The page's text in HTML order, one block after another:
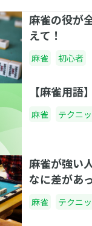
麻雀の役が
えて！
麻雀 初心者
【麻雀用語
麻雀 テクニ
麻雀が強い
なに差があ
クニック
麻雀 テクニ